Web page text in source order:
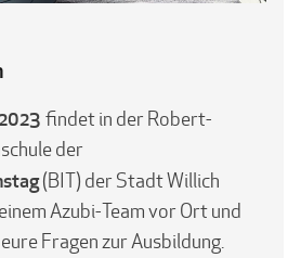
findet in der Robert-
der
(BIT) der Stadt Willich
Azubi-Team vor Ort und
Fragen zur Ausbildung.